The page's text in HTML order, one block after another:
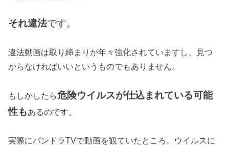
それ違法です。
違法動画は取り締まりが年々強化されていますし、見つ
からなければいいというものでもありません。
もしかしたら危険ウイルスが仕込まれている可能
性もあるのです。
実際にパンドラTVで動画を観ていたところ、ウイルスに